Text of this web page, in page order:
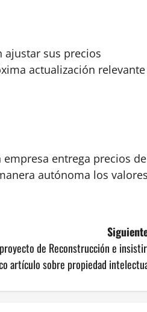
ajustar sus precios
actualización relevante
entrega precios de
autónoma los
de Reconstrucción e
artículo sobre propiedad